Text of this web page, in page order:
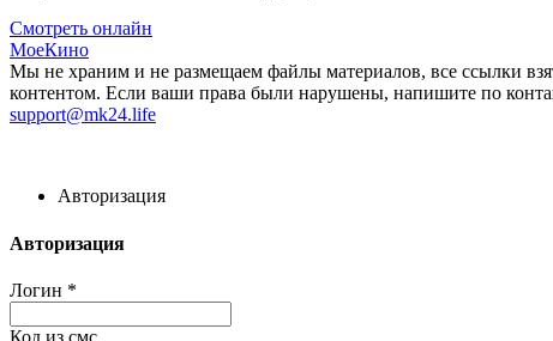
Смотреть онлайн
МоеКино
Мы не храним и не размещаем файлы материалов, все ссылки
контентом. Если ваши права были нарушены, напишите по
support@mk24.life
Авторизация
Авторизация
Логин *
Код из смс